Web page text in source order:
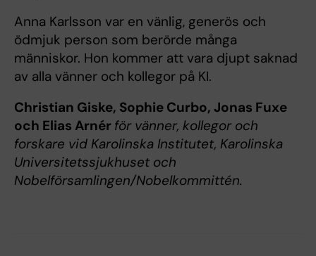
Anna Karlsson var en vänlig, generös och
ödmjuk person som berörde många
människor. Hon kommer att vara djupt saknad
av alla vänner och kollegor på KI.
Christian Giske, Sophie Curbo, Jonas Fuxe
och Elias Arnér för vänner, kollegor och
forskare vid Karolinska Institutet, Karolinska
Universitetssjukhuset och
Nobelförsamlingen/Nobelkommittén.